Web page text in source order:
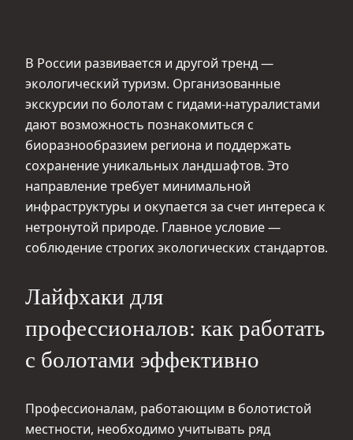
В России развивается и другой тренд —
экологический туризм. Организованные
экскурсии по болотам с гидами-натуралистами
дают возможность познакомиться с
биоразнообразием региона и поддержать
сохранение уникальных ландшафтов. Это
направление требует минимальной
инфраструктуры и окупается за счет интереса к
нетронутой природе. Главное условие —
соблюдение строгих экологических стандартов.
Лайфхаки для
профессионалов: как работать
с болотами эффективно
Профессионалам, работающим в болотистой
местности, необходимо учитывать ряд